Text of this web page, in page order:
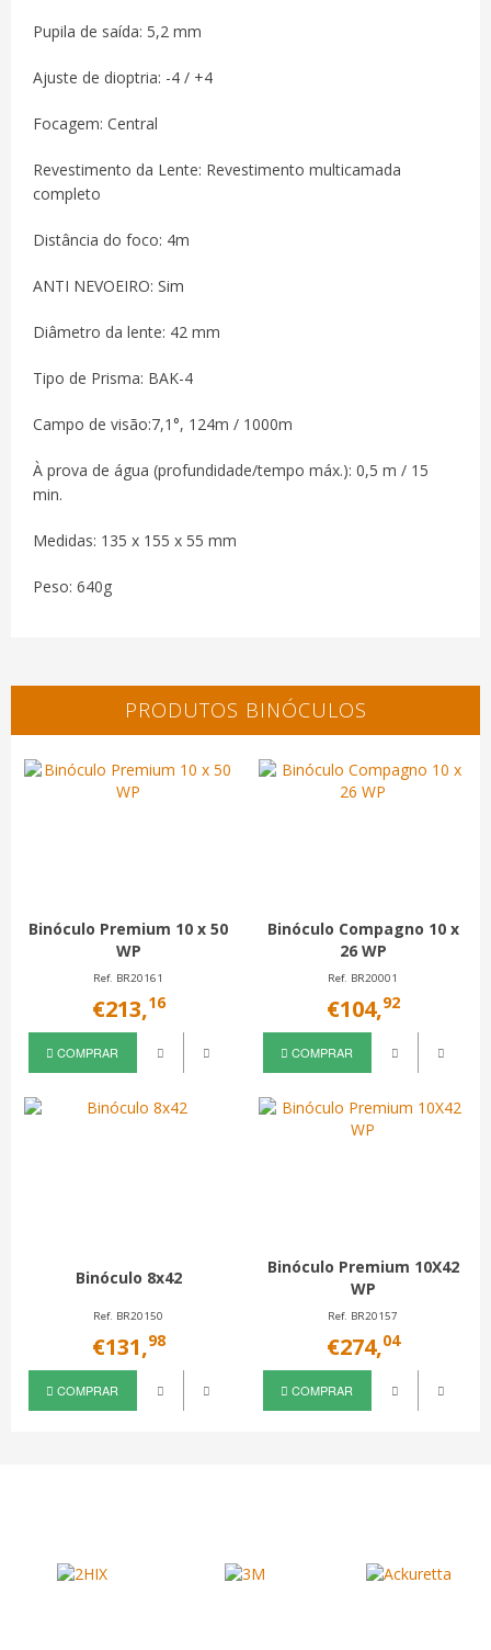
Pupila de saída: 5,2 mm
Ajuste de dioptria: -4 / +4
Focagem: Central
Revestimento da Lente: Revestimento multicamada
completo
Distância do foco: 4m
ANTI NEVOEIRO: Sim
Diâmetro da lente: 42 mm
Tipo de Prisma: BAK-4
Campo de visão:7,1°, 124m / 1000m
À prova de água (profundidade/tempo máx.): 0,5 m / 15
min.
Medidas: 135 x 155 x 55 mm
Peso: 640g
PRODUTOS BINÓCULOS
Binóculo Premium 10 x 50
WP
Ref. BR20161
€213,16
COMPRAR
Binóculo Compagno 10 x
26 WP
Ref. BR20001
€104,92
COMPRAR
Binóculo 8x42
Ref. BR20150
€131,98
COMPRAR
Binóculo Premium 10X42
WP
Ref. BR20157
€274,04
COMPRAR